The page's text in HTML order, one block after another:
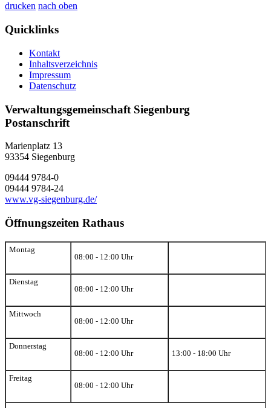
drucken nach oben
Quicklinks
Kontakt
Inhaltsverzeichnis
Impressum
Datenschutz
Verwaltungsgemeinschaft Siegenburg
Postanschrift
Marienplatz 13
93354 Siegenburg
09444 9784-0
09444 9784-24
www.vg-siegenburg.de/
Öffnungszeiten Rathaus
Montag
08:00 - 12:00 Uhr
Dienstag
08:00 - 12:00 Uhr
Mittwoch
08:00 - 12:00 Uhr
Donnerstag
08:00 - 12:00 Uhr
13:00 - 18:00 Uhr
Freitag
08:00 - 12:00 Uhr